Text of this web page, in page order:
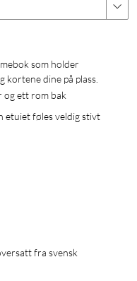
kortene dine på plass.
og ett rom bak
etuiet føles veldig stivt
fra svensk